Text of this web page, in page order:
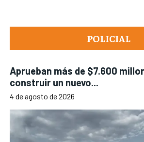
POLICIAL
Aprueban más de $7.600
construir un nuevo...
4 de agosto de 2026